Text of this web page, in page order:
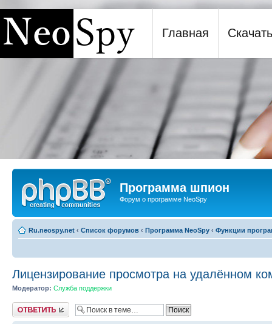
Программа шпион NeoSpy
Главная Скачать
Программа шпион
Форум о программе NeoSpy
Ru.neospy.net ‹ Список форумов ‹ Программа NeoSpy ‹ Функции
Лицензирование просмотра на удалённом
Модератор: Служба поддержки
Ответить